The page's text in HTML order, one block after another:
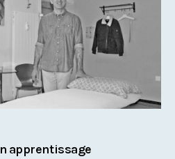
apprentissage